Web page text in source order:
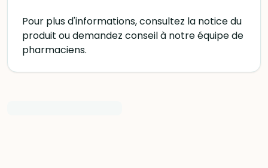
Pour plus d'informations, consultez la notice du
produit ou demandez conseil à notre équipe de
pharmaciens.